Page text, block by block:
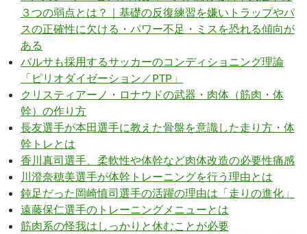
３つの弱点とは？｜基礎の反復練習を嫌いトラップやパ
スの正確性に欠ける・パワー不足・ミスを恐れる傾向が
ある
バルサも採用するサッカーのコンディショニング理論
「ピリオダイゼーション／PTP」
クリスティアーノ・ロナウドの武器・肉体（筋肉・体
幹）の作り方
長友選手が本田選手に教えた骨盤を意識した走り方・体
幹トレとは
香川真司選手、柔軟性や体幹など肉体改造の必要性痛感
川澄奈穂美選手が体幹トレーニングを行う理由とは
鈍足だった岡崎慎司選手の活躍の理由は「走りの進化」
遠藤保仁選手のトレーニングメニューとは
筋肉系の怪我はしっかりと休むことが必要